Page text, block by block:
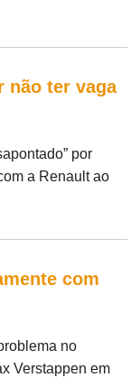
não ter vaga
por
a Renault ao
com
no
Verstappen em